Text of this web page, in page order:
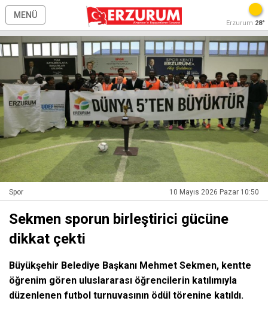
MENÜ
Erzurum 28°
Spor 10 Mayıs 2026 Pazar 10:50
Sekmen sporun birleştirici gücüne
dikkat çekti
Büyükşehir Belediye Başkanı Mehmet Sekmen, kentte
öğrenim gören uluslararası öğrencilerin katılımıyla
düzenlenen futbol turnuvasının ödül törenine katıldı.